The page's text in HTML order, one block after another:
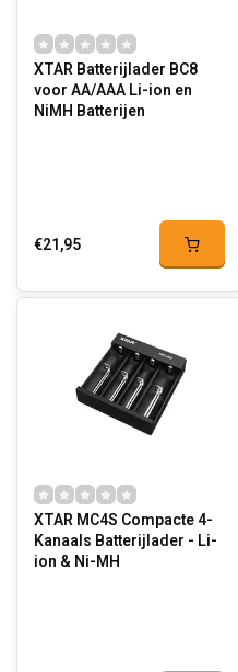
XTAR Batterijlader BC8
voor AA/AAA Li-ion en
NiMH Batterijen
€21,95
XTAR MC4S Compacte 4-
Kanaals Batterijlader - Li-
ion & Ni-MH